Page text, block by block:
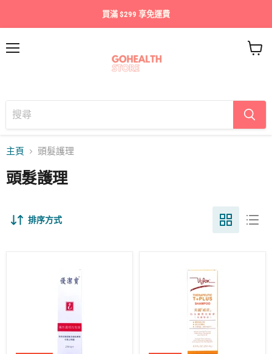
買滿 $299 享免運費
車
主頁 頭髮護理
頭髮護理
排序方式